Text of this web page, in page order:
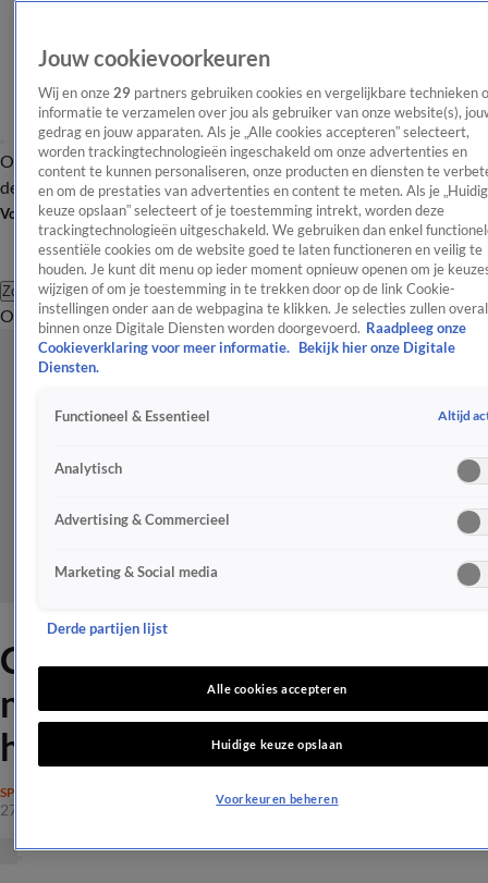
OverzichtAfleveringen Entertainment TV Algemeen
Tip
de redactieNieuwsbrief
Volg Shownieuws
Zoeken
OverzichtEntertainmentSpraakmakendRealityCrimeVideo's
Catherine Keyl slaat terug
naar VI-mannen: 'Stelletje
hypocrieten'
SPRAAKMAKEND
27 aug 2025, 08:19
Jouw cookievoorkeuren
Wij en onze 29 partners gebruiken cookies en vergelijkbare technieken
informatie te verzamelen over jou als gebruiker van onze website(s),
gedrag en jouw apparaten. Als je „Alle cookies accepteren” selecteert,
worden trackingtechnologieën ingeschakeld om onze advertenties en
content te kunnen personaliseren, onze producten en diensten te
en om de prestaties van advertenties en content te meten. Als je
keuze opslaan” selecteert of je toestemming intrekt, worden deze
trackingtechnologieën uitgeschakeld. We gebruiken dan enkel
essentiële cookies om de website goed te laten functioneren en veilig te
houden. Je kunt dit menu op ieder moment opnieuw openen om je
wijzigen of om je toestemming in te trekken door op de link Cookie-
instellingen onder aan de webpagina te klikken. Je selecties zullen overal
binnen onze Digitale Diensten worden doorgevoerd. Raadpleeg onze
Cookieverklaring voor meer informatie.
Bekijk hier onze Digitale
Diensten.
Functioneel & Essentieel Altijd
Analytisch
Advertising & Commercieel
Marketing & Social media
Derde partijen lijst
Alle cookies accepteren
Huidige keuze opslaan
Voorkeuren beheren